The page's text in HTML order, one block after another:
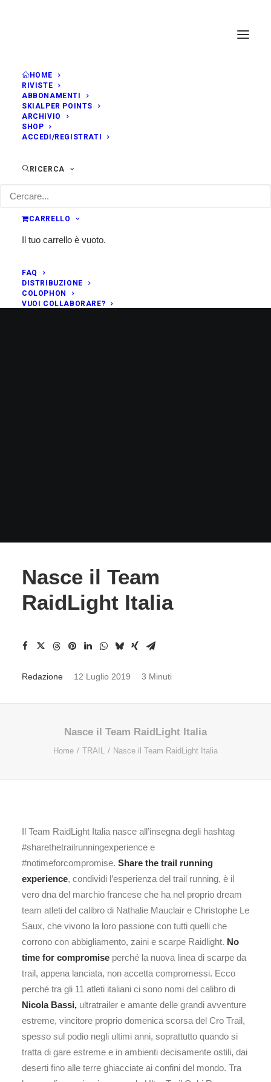
HOME
RIVISTE
ABBONAMENTI
SKIALPER POINTS
ARCHIVIO
SHOP
ACCEDI/REGISTRATI
RICERCA
CARRELLO
Il tuo carrello è vuoto.
FAQ
DISTRIBUZIONE
COLOPHON
VUOI COLLABORARE?
Nasce il Team
RaidLight Italia
Redazione 12 Luglio 2019 3 Minuti
Nasce il Team RaidLight Italia
Home TRAIL Nasce il Team RaidLight Italia
Il Team RaidLight Italia nasce all’insegna degli hashtag
#sharethetrailrunningexperience e
#notimeforcompromise. Share the trail running
experience, condividi l’esperienza del trail running, è il
vero dna del marchio francese che ha nel proprio dream
team atleti del calibro di Nathalie Mauclair e Christophe Le
Saux, che vivono la loro passione con tutti quelli che
corrono con abbigliamento, zaini e scarpe Raidlight. No
time for compromise perché la nuova linea di scarpe da
trail, appena lanciata, non accetta compromessi. Ecco
perché tra gli 11 atleti italiani ci sono nomi del calibro di
Nicola Bassi, ultratrailer e amante delle grandi avventure
estreme, vincitore proprio domenica scorsa del Cro Trail,
spesso sul podio negli ultimi anni, soprattutto quando si
tratta di gare estreme e in ambienti decisamente ostili, dai
deserti fino alle terre ghiacciate ai confini del mondo. Tra